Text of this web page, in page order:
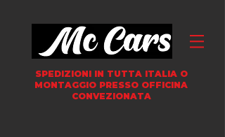
SPEDIZIONI IN TUTTA ITALIAO
MONTAGGIO PRESSO OFFICINA
CONVEZIONATA